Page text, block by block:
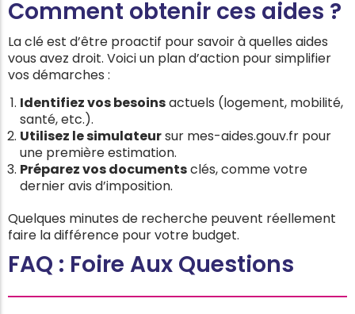
Comment obtenir ces aides ?
La clé est d’être proactif pour savoir à quelles aides
vous avez droit. Voici un plan d’action pour simplifier
vos démarches :
Identifiez vos besoinsactuels (logement, mobilité,
santé, etc.).
Utilisez le simulateursur mes-aides.gouv.fr pour
une première estimation.
Préparez vos documentsclés, comme votre
dernier avis d’imposition.
Quelques minutes de recherche peuvent réellement
faire la différence pour votre budget.
FAQ : Foire Aux Questions